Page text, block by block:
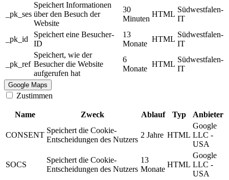
_pk_ses
Speichert Informationen
über den Besuch der
Website
30
Minuten
HTML
Südwestfalen-
IT
_pk_id
Speichert eine Besucher-
ID
13
Monate
HTML
Südwestfalen-
IT
_pk_ref
Speichert, wie der
Besucher die Website
aufgerufen hat
6
Monate
HTML
Südwestfalen-
IT
Google Maps
Zustimmen
Name Zweck Ablauf Typ Anbieter
CONSENT
Speichert die Cookie-
Entscheidungen des Nutzers
2 Jahre HTML
Google
LLC -
USA
SOCS
Speichert die Cookie-
Entscheidungen des Nutzers
13
Monate
HTML
Google
LLC -
USA